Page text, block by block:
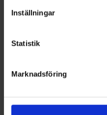
Inställningar
Statistik
Marknadsföring
Bildgalleri